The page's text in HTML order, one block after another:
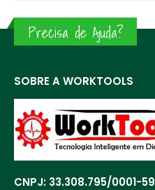
Precisa de Ajuda?
SOBRE A WORKTOOLS
CNPJ: 33.308.795/0001-59